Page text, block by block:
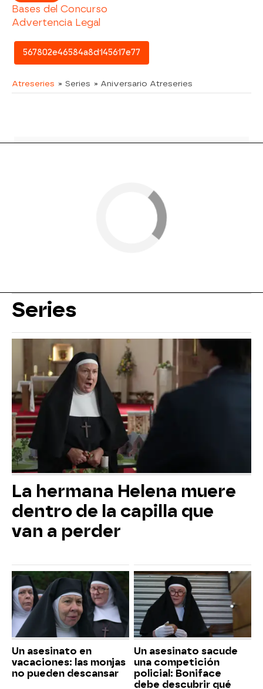
Bases del Concurso
Advertencia Legal
567802e46584a8d145617e77
Atreseries » Series » Aniversario Atreseries
Series
La hermana Helena muere
dentro de la capilla que
van a perder
Un asesinato en
vacaciones: las monjas
no pueden descansar
Un asesinato sacude
una competición
policial: Boniface
debe descubrir qué